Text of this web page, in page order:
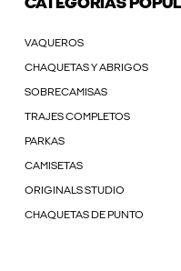
CATEGORÍAS
VAQUEROS
CHAQUETAS Y ABRIGOS
SOBRECAMISAS
TRAJES COMPLETOS
PARKAS
CAMISETAS
ORIGINALS STUDIO
CHAQUETAS DE PUNTO